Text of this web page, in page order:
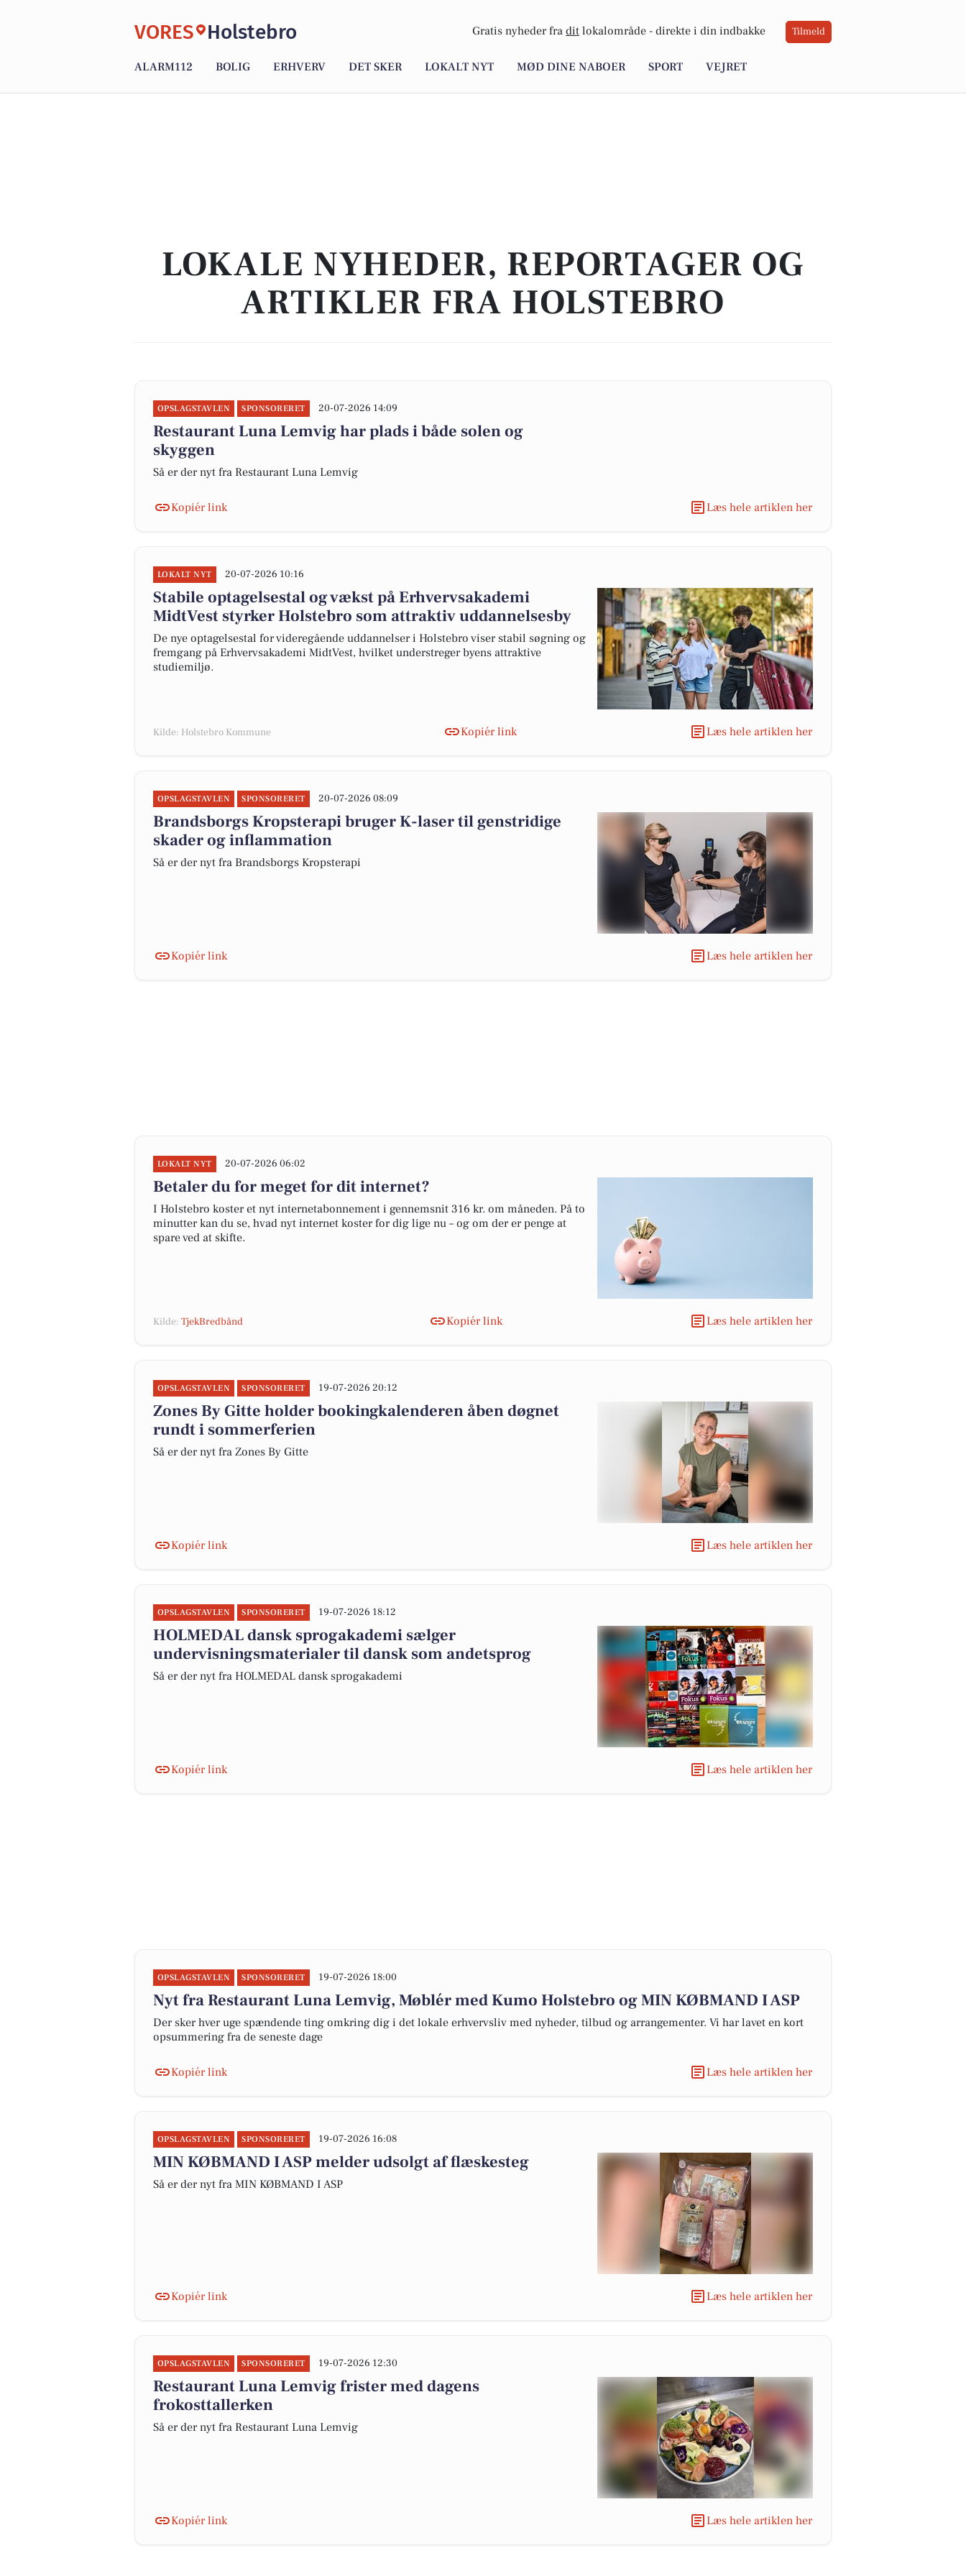
VORES Holstebro Gratis nyheder fra dit lokalområde - direkte i din indbakke Tilmeld
ALARM112 BOLIG ERHVERV DET SKER LOKALT NYT MØD DINE NABOER SPORT VEJRET
LOKALE NYHEDER, REPORTAGER OG
ARTIKLER FRA HOLSTEBRO
OPSLAGSTAVLEN SPONSORERET 20-07-2026 14:09
Restaurant Luna Lemvig har plads i både solen og
skyggen
Så er der nyt fra Restaurant Luna Lemvig
Kopiér link Læs hele artiklen her
LOKALT NYT 20-07-2026 10:16
Stabile optagelsestal og vækst på Erhvervsakademi
MidtVest styrker Holstebro som attraktiv uddannelsesby
De nye optagelsestal for videregående uddannelser i Holstebro viser stabil søgning og
fremgang på Erhvervsakademi MidtVest, hvilket understreger byens attraktive
studiemiljø.
Kilde: Holstebro Kommune Kopiér link Læs hele artiklen her
OPSLAGSTAVLEN SPONSORERET 20-07-2026 08:09
Brandsborgs Kropsterapi bruger K-laser til genstridige
skader og inflammation
Så er der nyt fra Brandsborgs Kropsterapi
Kopiér link Læs hele artiklen her
LOKALT NYT 20-07-2026 06:02
Betaler du for meget for dit internet?
I Holstebro koster et nyt internetabonnement i gennemsnit 316 kr. om måneden. På to
minutter kan du se, hvad nyt internet koster for dig lige nu – og om der er penge at
spare ved at skifte.
Kilde: TjekBredbånd Kopiér link Læs hele artiklen her
OPSLAGSTAVLEN SPONSORERET 19-07-2026 20:12
Zones By Gitte holder bookingkalenderen åben døgnet
rundt i sommerferien
Så er der nyt fra Zones By Gitte
Kopiér link Læs hele artiklen her
OPSLAGSTAVLEN SPONSORERET 19-07-2026 18:12
HOLMEDAL dansk sprogakademi sælger
undervisningsmaterialer til dansk som andetsprog
Så er der nyt fra HOLMEDAL dansk sprogakademi
Kopiér link Læs hele artiklen her
OPSLAGSTAVLEN SPONSORERET 19-07-2026 18:00
Nyt fra Restaurant Luna Lemvig, Møblér med Kumo Holstebro og MIN KØBMAND I ASP
Der sker hver uge spændende ting omkring dig i det lokale erhvervsliv med nyheder, tilbud og arrangementer. Vi har lavet en kort
opsummering fra de seneste dage
Kopiér link Læs hele artiklen her
OPSLAGSTAVLEN SPONSORERET 19-07-2026 16:08
MIN KØBMAND I ASP melder udsolgt af flæskesteg
Så er der nyt fra MIN KØBMAND I ASP
Kopiér link Læs hele artiklen her
OPSLAGSTAVLEN SPONSORERET 19-07-2026 12:30
Restaurant Luna Lemvig frister med dagens
frokosttallerken
Så er der nyt fra Restaurant Luna Lemvig
Kopiér link Læs hele artiklen her